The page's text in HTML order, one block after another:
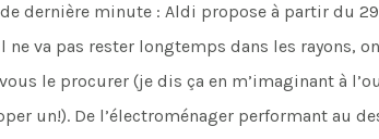
dernière minute : Aldi propose à partir du
ne va pas rester longtemps dans les rayons,
le procurer (je dis ça en m’imaginant à
un!). De l’électroménager performant au